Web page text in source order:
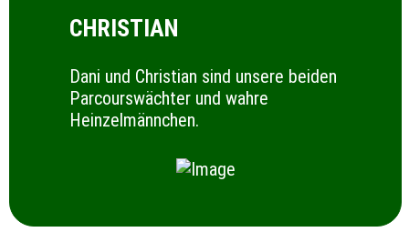
CHRISTIAN
Dani und Christian sind unsere beiden
Parcourswächter und wahre
Heinzelmännchen.